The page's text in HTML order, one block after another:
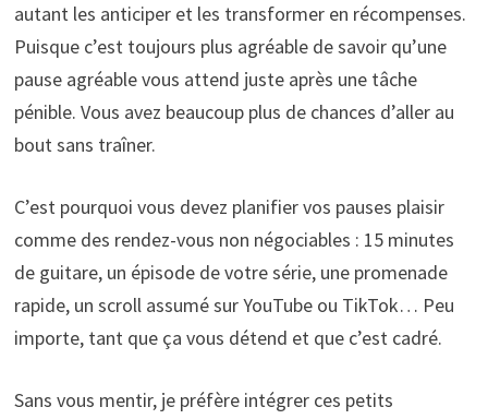
autant les anticiper et les transformer en récompenses.
Puisque c’est toujours plus agréable de savoir qu’une
pause agréable vous attend juste après une tâche
pénible. Vous avez beaucoup plus de chances d’aller au
bout sans traîner.
C’est pourquoi vous devez planifier vos pauses plaisir
comme des rendez-vous non négociables : 15 minutes
de guitare, un épisode de votre série, une promenade
rapide, un scroll assumé sur YouTube ou TikTok… Peu
importe, tant que ça vous détend et que c’est cadré.
Sans vous mentir, je préfère intégrer ces petits